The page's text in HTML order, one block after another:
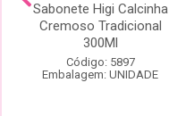
Sabonete Higi Calcinha
Cremoso Tradicional
300Ml
Código: 5897
Embalagem: UNIDADE